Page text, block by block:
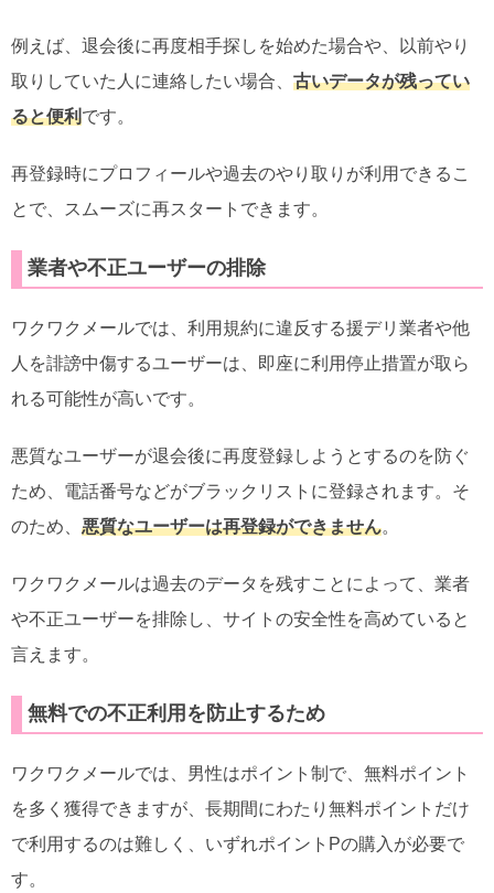
例えば、退会後に再度相手探しを始めた場合や、以前やり
取りしていた人に連絡したい場合、 古いデータが残ってい
ると便利です。
再登録時にプロフィールや過去のやり取りが利用できるこ
とで、スムーズに再スタートできます。
業者や不正ユーザーの排除
ワクワクメールでは、利用規約に違反する援デリ業者や他
人を誹謗中傷するユーザーは、即座に利用停止措置が取ら
れる可能性が高いです。
悪質なユーザーが退会後に再度登録しようとするのを防ぐ
ため、電話番号などがブラックリストに登録されます。そ
のため、 悪質なユーザーは再登録ができません。
ワクワクメールは過去のデータを残すことによって、業者
や不正ユーザーを排除し、サイトの安全性を高めていると
言えます。
無料での不正利用を防止するため
ワクワクメールでは、男性はポイント制で、無料ポイント
を多く獲得できますが、長期間にわたり無料ポイントだけ
で利用するのは難しく、いずれポイントPの購入が必要で
す。